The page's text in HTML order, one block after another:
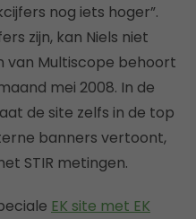
nog iets hoger”.
zijn, kan Niels niet
van Multiscope behoort
mei 2008. In de
de site zelfs in de top
banners vertoont,
STIR metingen.
EK site met EK